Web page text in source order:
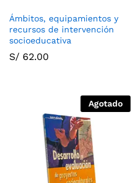
Ámbitos, equipamientos y
recursos de intervención
socioeducativa
S/ 62.00
Agotado